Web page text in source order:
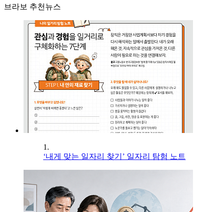
브라보 추천뉴스
1.
‘내게 맞는 일자리 찾기’ 일자리 탐험 노트